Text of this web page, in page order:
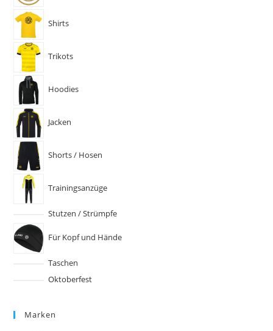
Shirts
Trikots
Hoodies
Jacken
Shorts / Hosen
Trainingsanzüge
Stutzen / Strümpfe
Für Kopf und Hände
Taschen
Oktoberfest
Marken